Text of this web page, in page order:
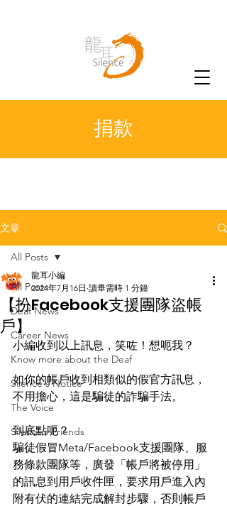
捐款
文章
All Posts
Deaf News
Career News
Know more about the Deaf
Silence's Notice
The Voice
Silence’s Friends
All Posts
【扮Facebook支援團隊盜帳
戶】
龍耳小編
2024年7月16日 讀畢需時 1 分鐘
小編收到以上訊息，笑咗！想呃我？
如你的帳戶收到相類似的假官方訊息，
不用擔心，這是騙徒的詐騙手法。
到底點呃？
騙徒假冒Meta/Facebook支援團隊、服
務條款團隊等，廣發「帳戶將被停用」
的訊息到用戶收件匣，要求用戶進入內
附有伏的連結完成解封步驟，否則帳戶